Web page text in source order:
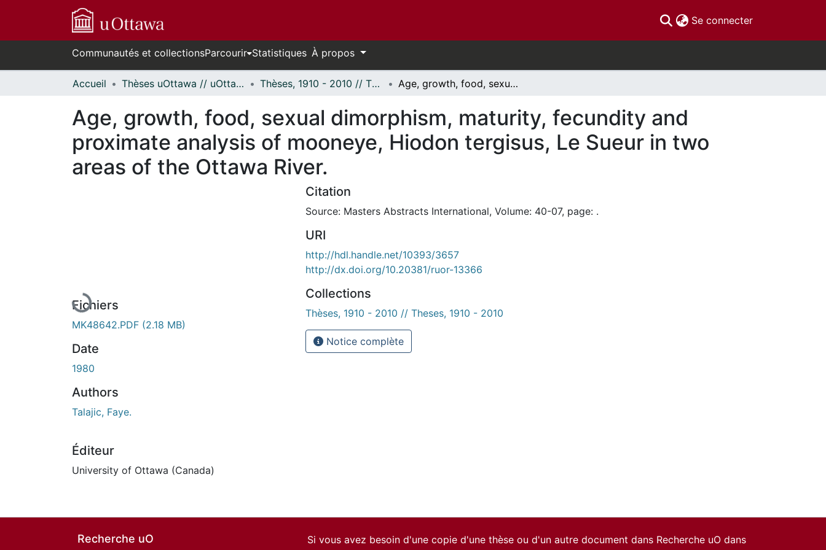
Se connecter(current)
Communautés et collectionsParcourir Statistiques À propos
Accueil Thèses uOttawa // uOttawa Theses Thèses, 1910 - 2010 // Theses, 1910 - 2010 Age, growth, food, sexual dimorphism, maturity, fecundity and proximate analysis of mooneye, Hiodon tergisus, Le Sueur in two areas of the Ottawa River.
Age, growth, food, sexual dimorphism, maturity, fecundity and
proximate analysis of mooneye, Hiodon tergisus, Le Sueur in two
areas of the Ottawa River.
En cours de chargement...
Fichiers
MK48642.PDF (2.18 MB)
Date
1980
Authors
Talajic, Faye.
Éditeur
University of Ottawa (Canada)
Citation
Source: Masters Abstracts International, Volume: 40-07, page: .
URI
http://hdl.handle.net/10393/3657
http://dx.doi.org/10.20381/ruor-13366
Collections
Thèses, 1910 - 2010 // Theses, 1910 - 2010
Notice complète
Recherche uO
Si vous avez besoin d'une copie d'une thèse ou d'un autre document dans Recherche uO dans